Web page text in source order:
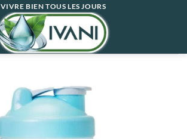
VIVRE BIEN TOUS LES JOURS